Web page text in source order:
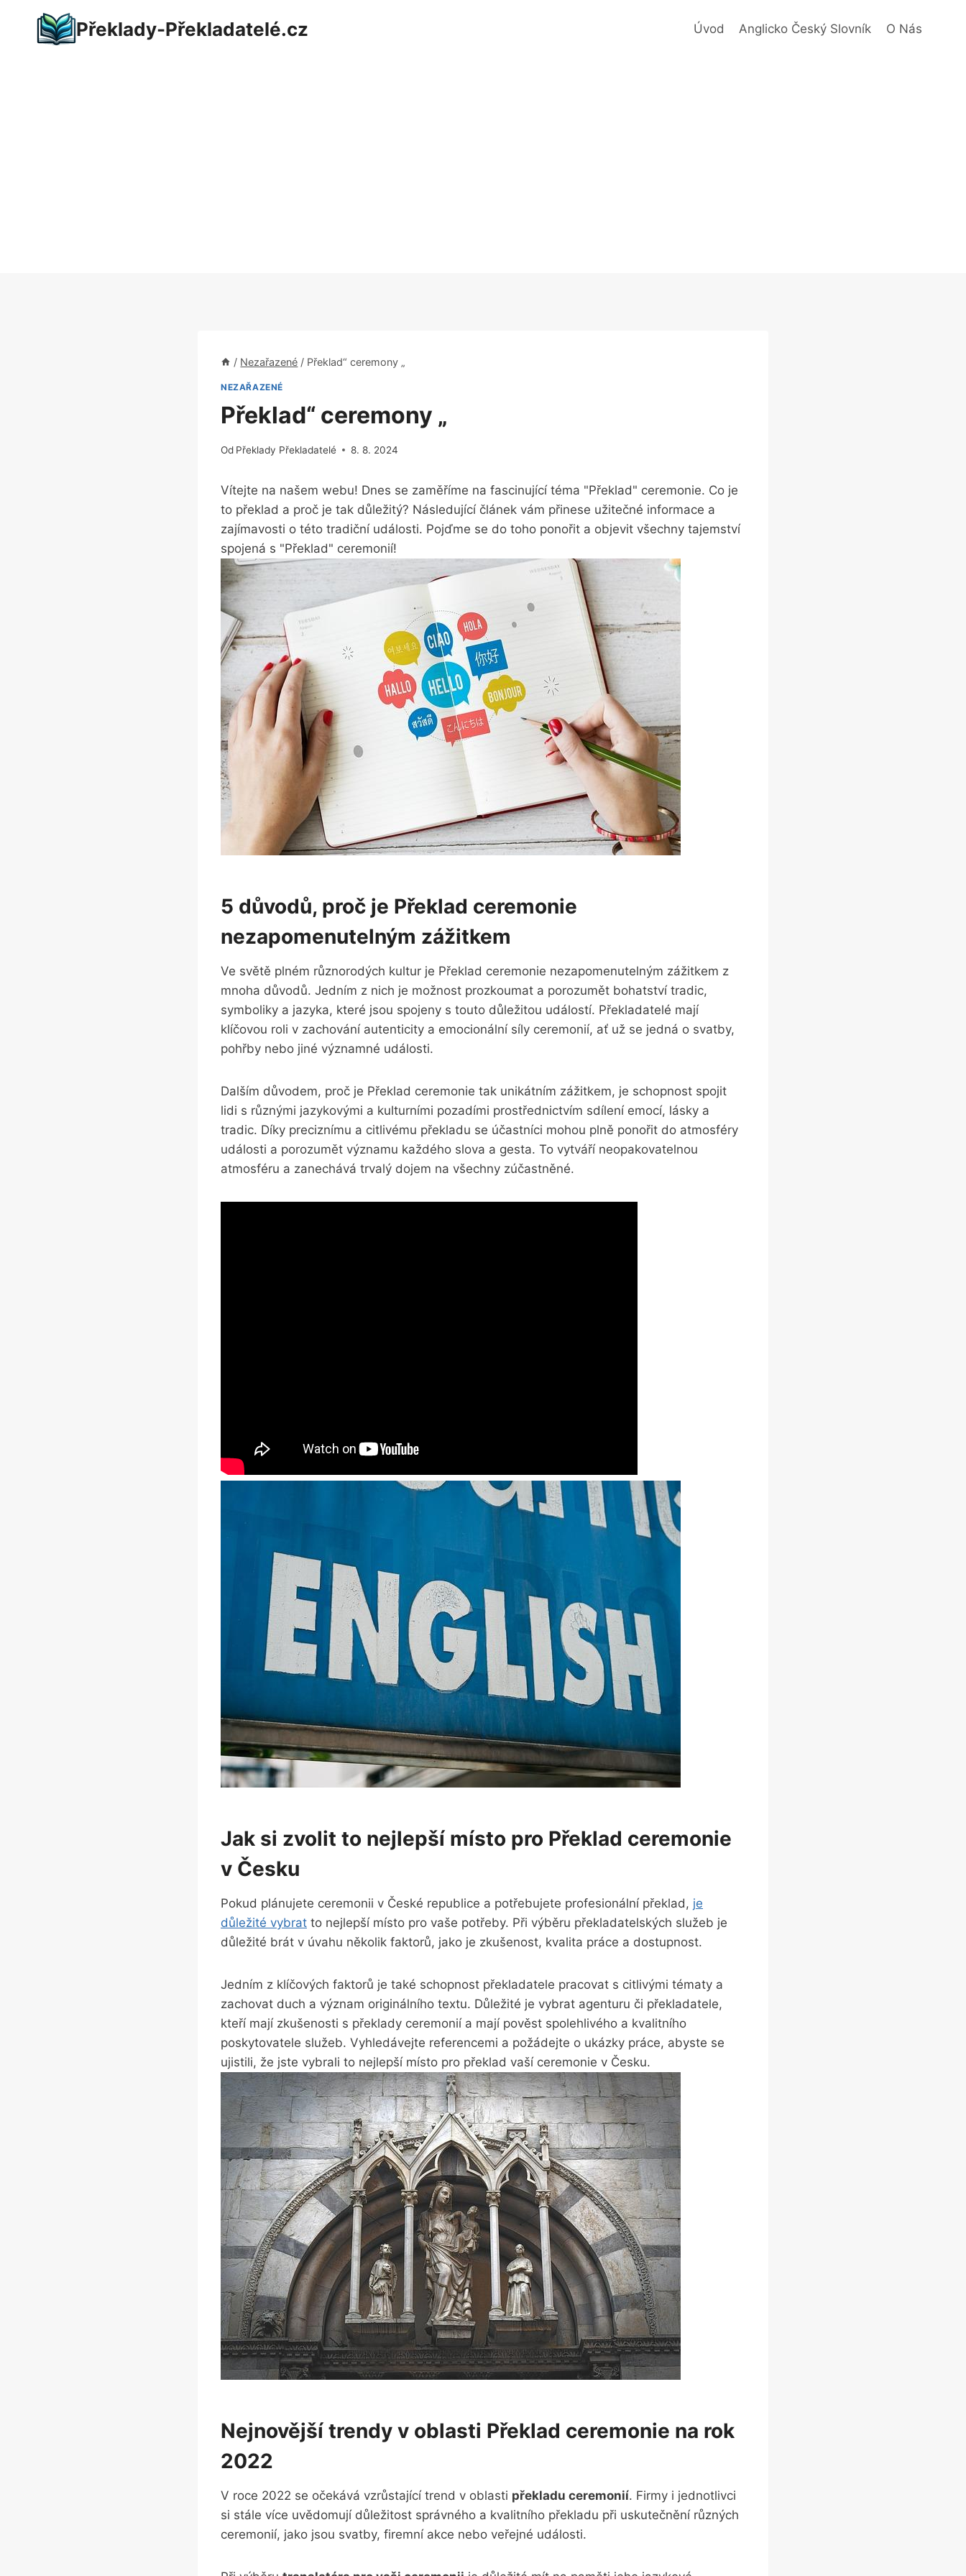
Překlady-Překladatelé.cz Úvod Anglicko Český Slovník O Nás
/ Nezařazené / Překlad“ ceremony „
NEZAŘAZENÉ
Překlad“ ceremony „
Od Překlady Překladatelé 8. 8. 2024
Vítejte na našem webu! Dnes se zaměříme na fascinující téma "Překlad" ceremonie. Co je
to překlad a proč je tak důležitý? Následující článek vám přinese užitečné informace a
zajímavosti o této tradiční události. Pojďme se do toho ponořit a objevit všechny tajemství
spojená s "Překlad" ceremonií!
5 důvodů, proč je Překlad ceremonie
nezapomenutelným zážitkem
Ve světě plném různorodých kultur je Překlad ceremonie nezapomenutelným zážitkem z
mnoha důvodů. Jedním z nich je možnost prozkoumat a porozumět bohatství tradic,
symboliky a jazyka, které jsou spojeny s touto důležitou událostí. Překladatelé mají
klíčovou roli v zachování autenticity a emocionální síly ceremonií, ať už se jedná o svatby,
pohřby nebo jiné významné události.
Dalším důvodem, proč je Překlad ceremonie tak unikátním zážitkem, je schopnost spojit
lidi s různými jazykovými a kulturními pozadími prostřednictvím sdílení emocí, lásky a
tradic. Díky preciznímu a citlivému překladu se účastníci mohou plně ponořit do atmosféry
události a porozumět významu každého slova a gesta. To vytváří neopakovatelnou
atmosféru a zanechává trvalý dojem na všechny zúčastněné.
Jak si zvolit to nejlepší místo pro Překlad ceremonie
v Česku
Pokud plánujete ceremonii v České republice a potřebujete profesionální překlad, je
důležité vybrat to nejlepší místo pro vaše potřeby. Při výběru překladatelských služeb je
důležité brát v úvahu několik faktorů, jako je zkušenost, kvalita práce a dostupnost.
Jedním z klíčových faktorů je také schopnost překladatele pracovat s citlivými tématy a
zachovat duch a význam originálního textu. Důležité je vybrat agenturu či překladatele,
kteří mají zkušenosti s překlady ceremonií a mají pověst spolehlivého a kvalitního
poskytovatele služeb. Vyhledávejte referencemi a požádejte o ukázky práce, abyste se
ujistili, že jste vybrali to nejlepší místo pro překlad vaší ceremonie v Česku.
Nejnovější trendy v oblasti Překlad ceremonie na rok
2022
V roce 2022 se očekává vzrůstající trend v oblasti překladu ceremonií. Firmy i jednotlivci
si stále více uvědomují důležitost správného a kvalitního překladu při uskutečnění různých
ceremonií, jako jsou svatby, firemní akce nebo veřejné události.